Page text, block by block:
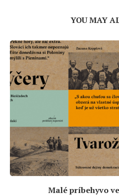
YOU MAY
Malé príbehyvo